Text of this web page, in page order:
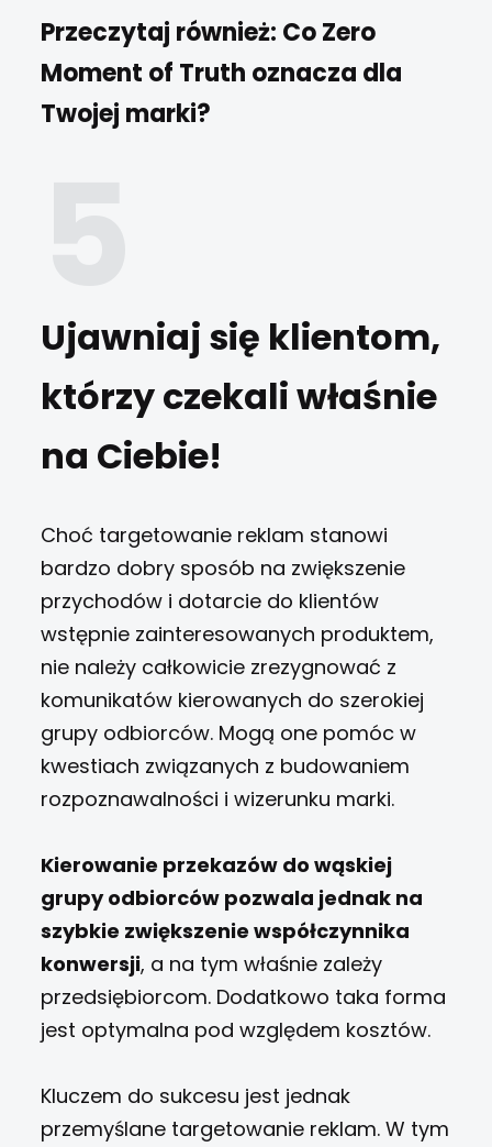
Przeczytaj również: Co Zero
Moment of Truth oznacza dla
Twojej marki?
Ujawniaj się klientom,
którzy czekali właśnie
na Ciebie!
Choć targetowanie reklam stanowi
bardzo dobry sposób na zwiększenie
przychodów i dotarcie do klientów
wstępnie zainteresowanych produktem,
nie należy całkowicie zrezygnować z
komunikatów kierowanych do szerokiej
grupy odbiorców. Mogą one pomóc w
kwestiach związanych z budowaniem
rozpoznawalności i wizerunku marki.
Kierowanie przekazów do wąskiej
grupy odbiorców pozwala jednak na
szybkie zwiększenie współczynnika
konwersji, a na tym właśnie zależy
przedsiębiorcom. Dodatkowo taka forma
jest optymalna pod względem kosztów.
Kluczem do sukcesu jest jednak
przemyślane targetowanie reklam. W tym